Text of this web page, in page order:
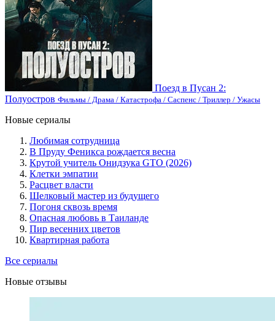
Поезд в Пусан 2:
Полуостров Фильмы / Драма / Катастрофа / Саспенс / Триллер / Ужасы
Новые сериалы
Любимая сотрудница
В Пруду Феникса рождается весна
Крутой учитель Онидзука GTO (2026)
Клетки эмпатии
Расцвет власти
Шелковый мастер из будущего
Погоня сквозь время
Опасная любовь в Таиланде
Пир весенних цветов
Квартирная работа
Все сериалы
Новые отзывы